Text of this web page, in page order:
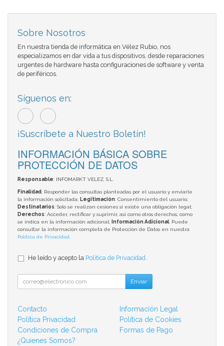
Sobre Nosotros
En nuestra tienda de informática en Vélez Rubio, nos
especializamos en dar vida a tus dispositivos. desde reparaciones
urgentes de hardware hasta configuraciones de software y venta
de periféricos.
Síguenos en:
¡Suscríbete a Nuestro Boletín!
INFORMACIÓN BÁSICA SOBRE
PROTECCIÓN DE DATOS
Responsable: INFOMARKT VELEZ, S.L.
Finalidad: Responder las consultas planteadas por el usuario y enviarle
la información solicitada; Legitimación: Consentimiento del usuario;
Destinatarios: Solo se realizan cesiones si existe una obligación legal;
Derechos: Acceder, rectificar y suprimir, así como otros derechos, como
se indica en la información adicional;
Información Adicional: Puede
consultar la información completa de Protección de Datos en nuestra
Política de Privacidad
He leído y acepto la Política de Privacidad
Enviar
Contacto
Información Legal
Política Privacidad
Política de Cookies
Condiciones de Compra
Formas de Pago
¿Quienes Somos?